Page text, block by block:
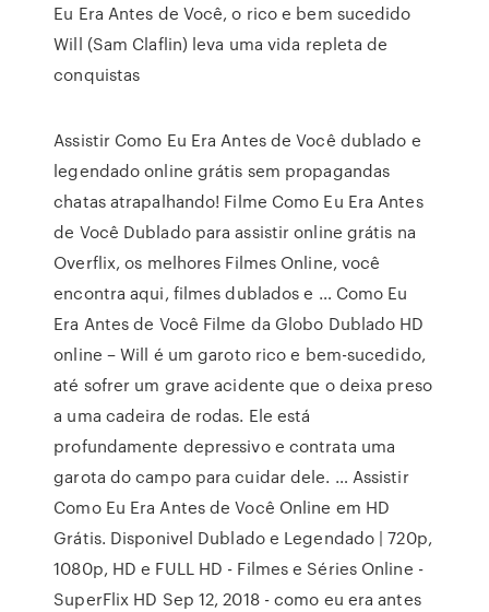
Eu Era Antes de Você, o rico e bem sucedido
Will (Sam Claflin) leva uma vida repleta de
conquistas
Assistir Como Eu Era Antes de Você dublado e
legendado online grátis sem propagandas
chatas atrapalhando! Filme Como Eu Era Antes
de Você Dublado para assistir online grátis na
Overflix, os melhores Filmes Online, você
encontra aqui, filmes dublados e … Como Eu
Era Antes de Você Filme da Globo Dublado HD
online – Will é um garoto rico e bem-sucedido,
até sofrer um grave acidente que o deixa preso
a uma cadeira de rodas. Ele está
profundamente depressivo e contrata uma
garota do campo para cuidar dele. … Assistir
Como Eu Era Antes de Você Online em HD
Grátis. Disponivel Dublado e Legendado | 720p,
1080p, HD e FULL HD - Filmes e Séries Online -
SuperFlix HD Sep 12, 2018 - como eu era antes